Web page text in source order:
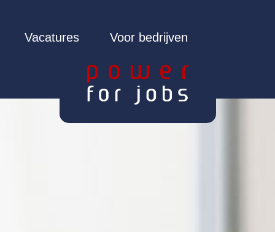
Vacatures Voor bedrijven